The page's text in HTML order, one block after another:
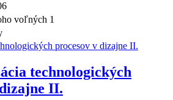
voľných 1
technologických
II.